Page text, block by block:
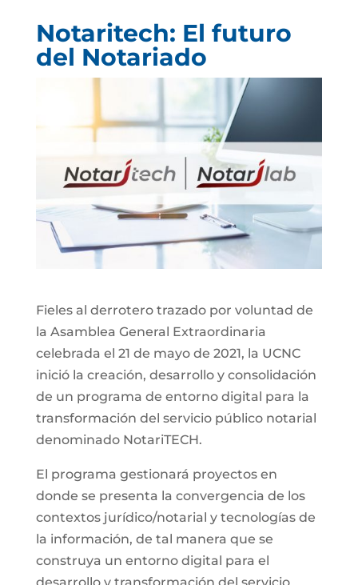
Notaritech: El futuro
del Notariado
Fieles al derrotero trazado por voluntad de
la Asamblea General Extraordinaria
celebrada el 21 de mayo de 2021, la UCNC
inició la creación, desarrollo y consolidación
de un programa de entorno digital para la
transformación del servicio público notarial
denominado NotariTECH.
El programa gestionará proyectos en
donde se presenta la convergencia de los
contextos jurídico/notarial y tecnologías de
la información, de tal manera que se
construya un entorno digital para el